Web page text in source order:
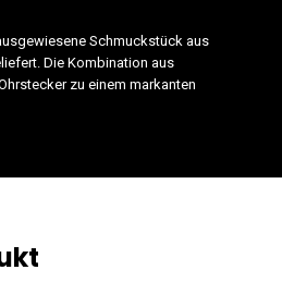
Schmuckstück aus
Die Kombination aus
zu einem markanten